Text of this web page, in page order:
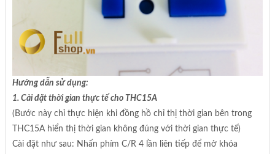
Hướng dẫn sử dụng:
1. Cài đặt thời gian thực tế cho THC15A
(Bước này chỉ thực hiện khi đồng hồ chỉ thị thời gian bên trong
THC15A hiển thị thời gian không đúng với thời gian thực tế)
Cài đặt như sau: Nhấn phím C/R 4 lần liên tiếp để mở khóa